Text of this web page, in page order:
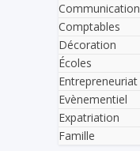
Communication
Comptables
Décoration
Écoles
Entrepreneuriat
Evènementiel
Expatriation
Famille